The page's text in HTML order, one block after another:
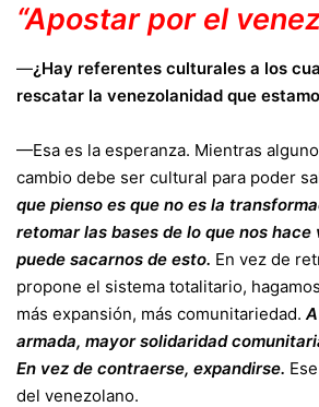
“Apostar por el
—¿Hay referentes culturales a los
rescatar la venezolanidad que
—Esa es la esperanza. Mientras
cambio debe ser cultural para poder
que pienso es que no es la
retomar las bases de lo que nos hace
puede sacarnos de esto. En vez de
propone el sistema totalitario,
más expansión, más comunitariedad.
armada, mayor solidaridad
En vez de contraerse, expandirse.
del venezolano.